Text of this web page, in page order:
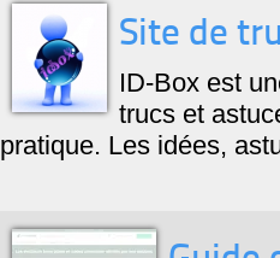
Site de
ID-Box est
trucs et
pratique. Les idées,